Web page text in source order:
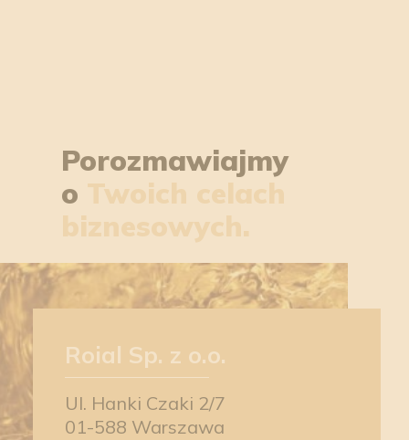
Porozmawiajmy
o Twoich celach
biznesowych.
Roial Sp. z o.o.
Ul. Hanki Czaki 2/7
01-588 Warszawa